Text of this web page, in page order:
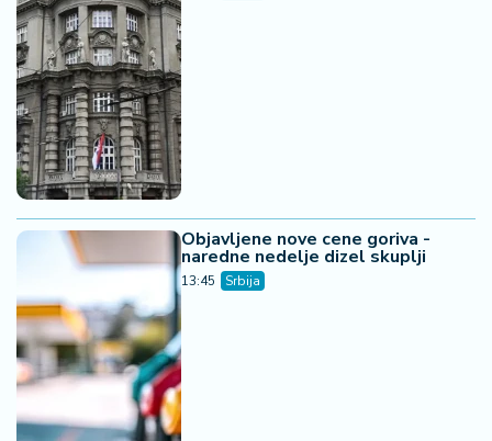
Objavljene nove cene goriva -
naredne nedelje dizel skuplji
13:45 Srbija